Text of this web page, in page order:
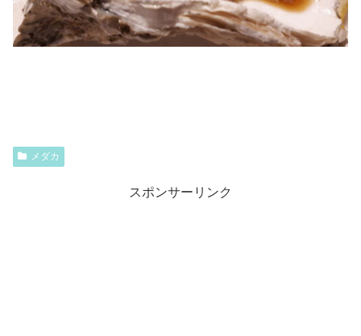
メダカ
スポンサーリンク